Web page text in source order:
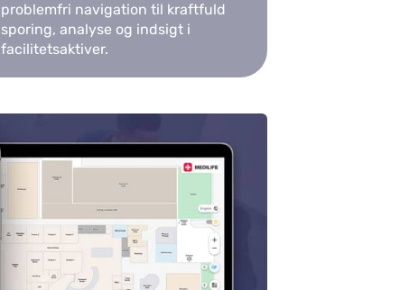
problemfri navigation til kraftfuld
sporing, analyse og indsigt i
facilitetsaktiver.